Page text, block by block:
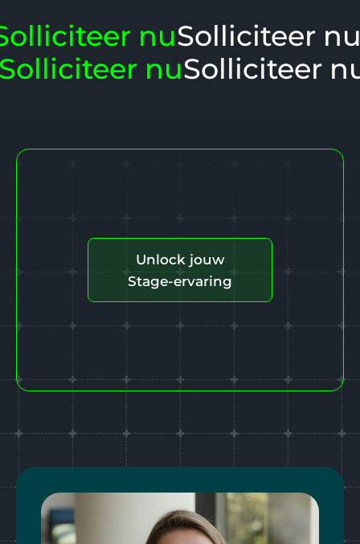
nuSolliciteer
nuSolliciteer
Unlock jouw
Stage-ervaring
Voornaam*
Achternaam*
E-mailadres*